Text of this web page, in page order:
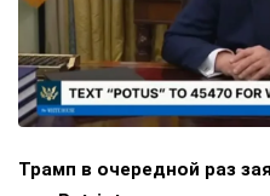
Трамп в очередной раз